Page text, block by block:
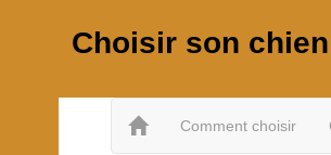
Choisir son chien
Comment choisir